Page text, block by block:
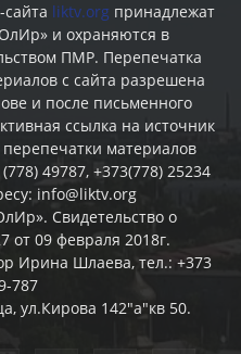
liktv.org принадлежат
и охраняются в
ПМР. Перепечатка
c сайта разрешена
и после письменного
ссылка на источник
материалов
49787, +373(778) 25234
info@liktv.org
Свидетельство о
09 февраля 2018г.
Ирина Шлаева, тел.: +373
787
ул.Кирова 142"а"кв 50.